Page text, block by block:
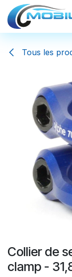
Se rendre au
Tous les
Collier de
clamp -